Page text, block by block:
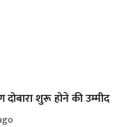
दोबारा शुरू होने की उम्मीद